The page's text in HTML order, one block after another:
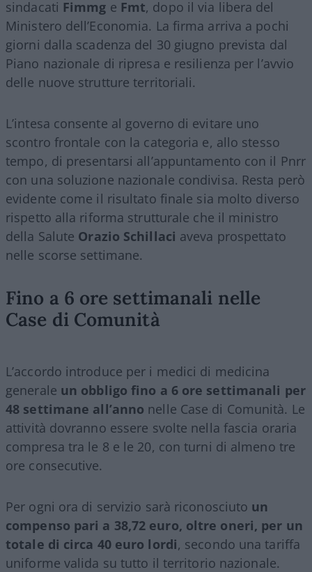
sindacati Fimmg e Fmt, dopo il via libera del
Ministero dell’Economia. La firma arriva a pochi
giorni dalla scadenza del 30 giugno prevista dal
Piano nazionale di ripresa e resilienza per l’avvio
delle nuove strutture territoriali.
L’intesa consente al governo di evitare uno
scontro frontale con la categoria e, allo stesso
tempo, di presentarsi all’appuntamento con il Pnrr
con una soluzione nazionale condivisa. Resta però
evidente come il risultato finale sia molto diverso
rispetto alla riforma strutturale che il ministro
della Salute Orazio Schillaci aveva prospettato
nelle scorse settimane.
Fino a 6 ore settimanali nelle
Case di Comunità
L’accordo introduce per i medici di medicina
generale un obbligo fino a 6 ore settimanali per
48 settimane all’anno nelle Case di Comunità. Le
attività dovranno essere svolte nella fascia oraria
compresa tra le 8 e le 20, con turni di almeno tre
ore consecutive.
Per ogni ora di servizio sarà riconosciuto un
compenso pari a 38,72 euro, oltre oneri, per un
totale di circa 40 euro lordi, secondo una tariffa
uniforme valida su tutto il territorio nazionale.